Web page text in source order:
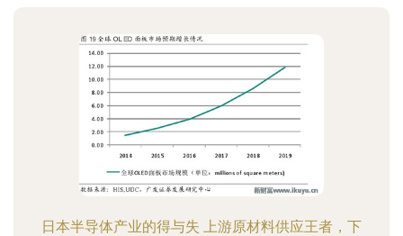
日本半导体产业的得与失 上游原材料供应王者，下